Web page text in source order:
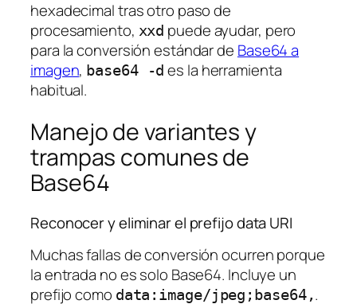
hexadecimal tras otro paso de
procesamiento, xxd puede ayudar, pero
para la conversión estándar de Base64 a
imagen, base64 -d es la herramienta
habitual.
Manejo de variantes y
trampas comunes de
Base64
Reconocer y eliminar el prefijo data URI
Muchas fallas de conversión ocurren porque
la entrada no es solo Base64. Incluye un
prefijo como data:image/jpeg;base64,.